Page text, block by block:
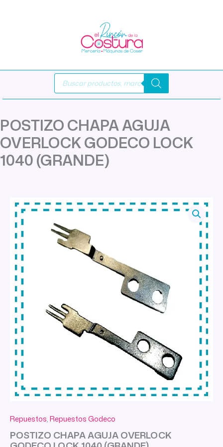
Búsqueda
productos
POSTIZO CHAPA AGUJA
OVERLOCK GODECO LOCK
1040 (GRANDE)
Repuestos,Repuestos Godeco
POSTIZO CHAPA AGUJA OVERLOCK